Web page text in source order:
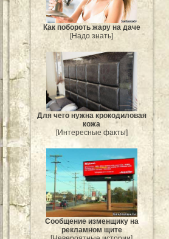
Как побороть жару на даче
[Надо знать]
Для чего нужна крокодиловая
кожа
[Интересные факты]
Сообщение изменщику на
рекламном щите